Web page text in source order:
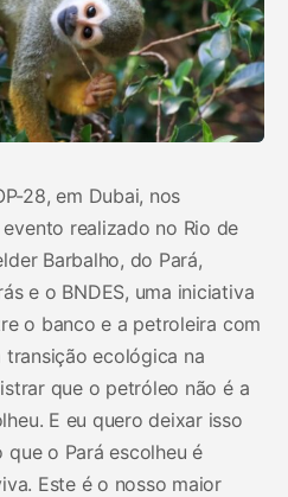
28, em Dubai, nos
realizado no Rio de
Barbalho, do Pará,
e o BNDES, uma iniciativa
o banco e a petroleira com
ecológica na
que o petróleo não é a
E eu quero deixar isso
o Pará escolheu é
Este é o nosso maior